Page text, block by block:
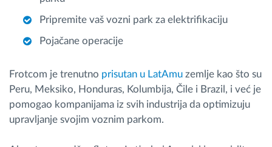
Pripremite vaš vozni park za elektrifikaciju
Pojačane operacije
Frotcom je trenutno prisutan u LatAmu zemlje kao što su
Peru, Meksiko, Honduras, Kolumbija, Čile i Brazil, i već je
pomogao kompanijama iz svih industrija da optimizuju
upravljanje svojim voznim parkom.